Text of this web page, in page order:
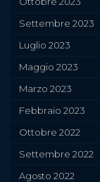
Settembre 2023
Luglio 2023
Maggio 2023
Marzo 2023
Febbraio 2023
Ottobre 2022
Settembre 2022
Agosto 2022